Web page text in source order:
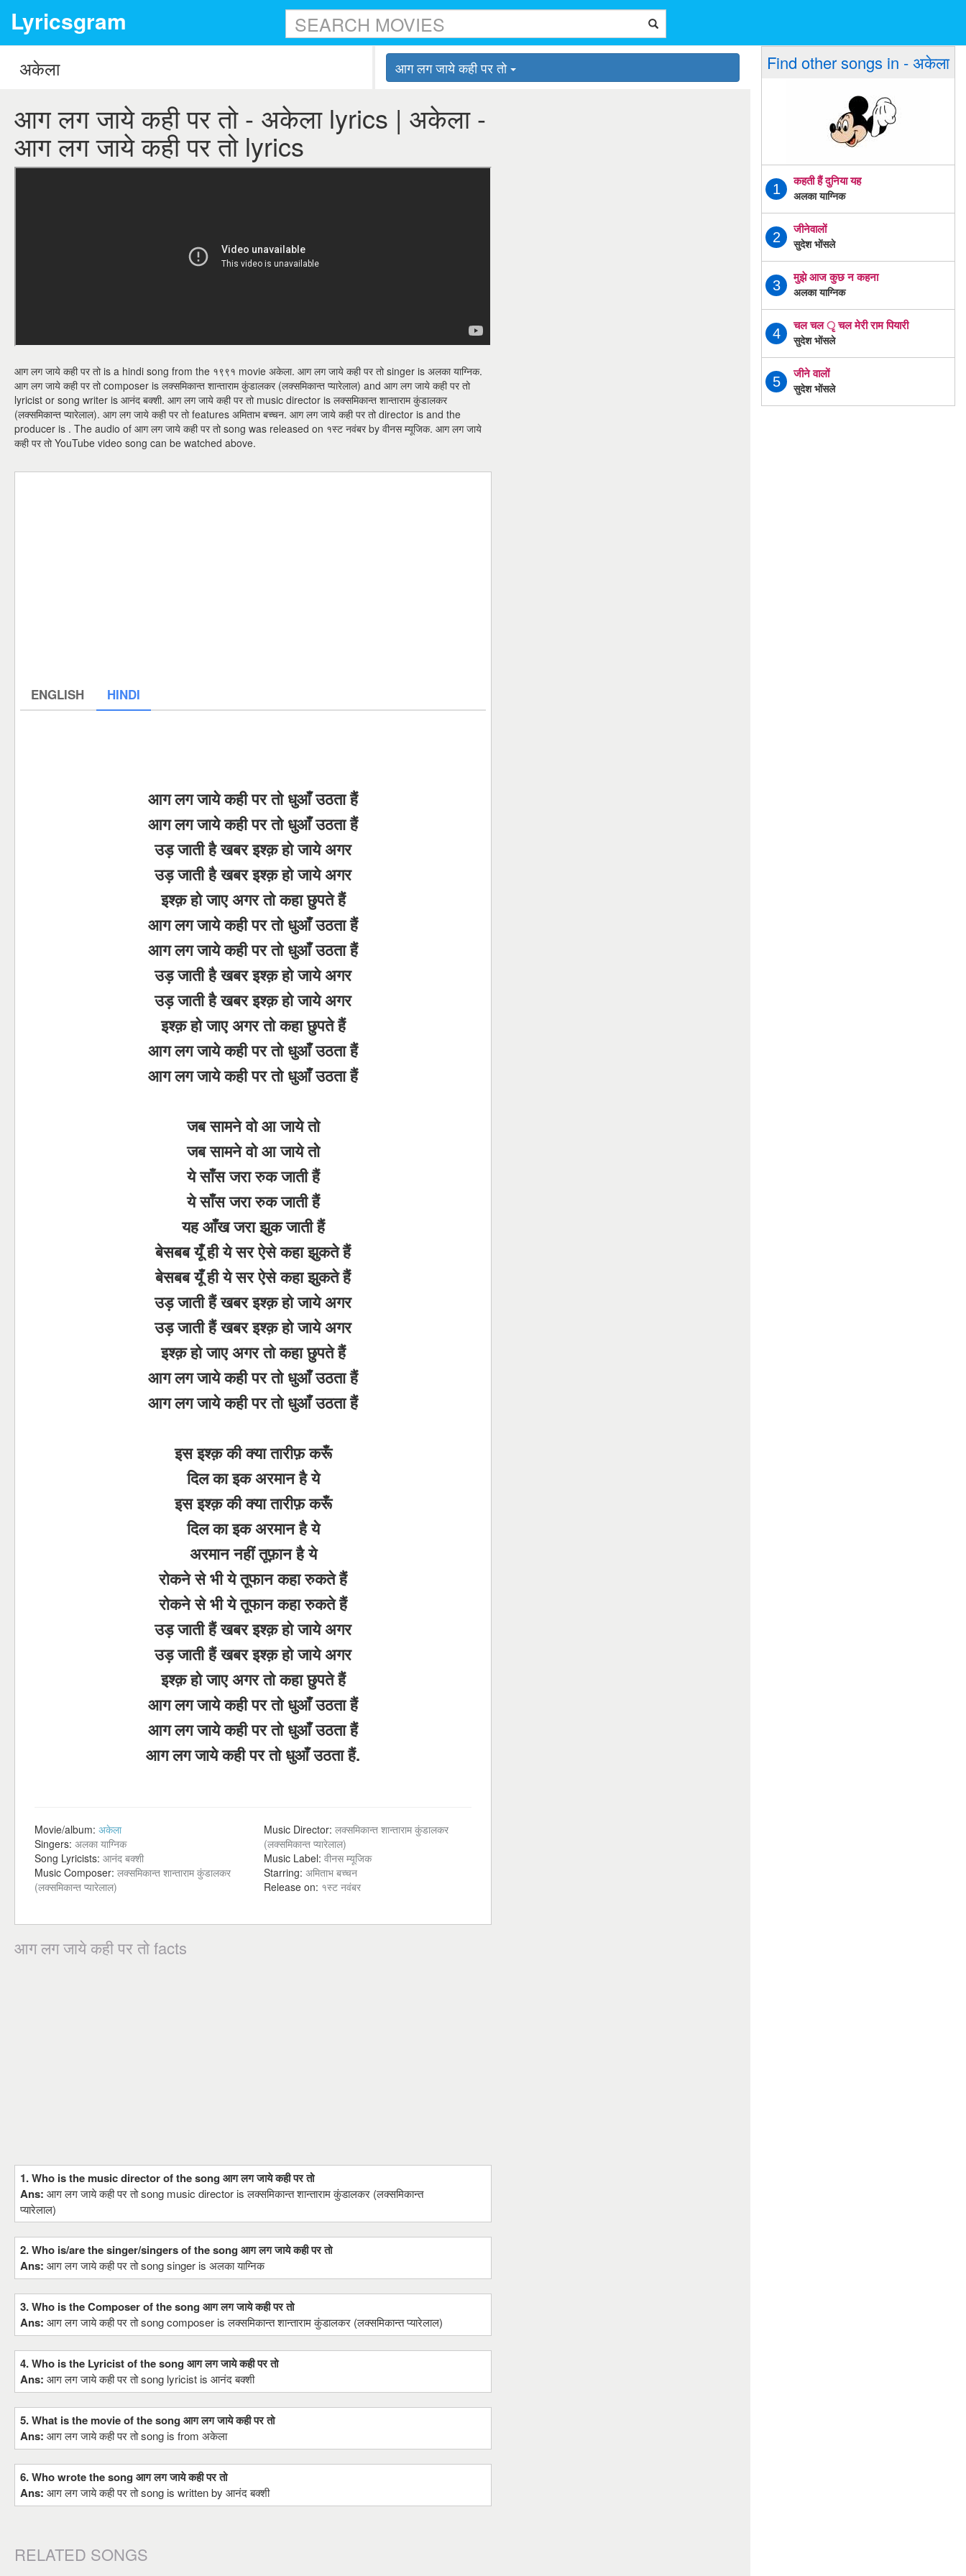
Lyricsgram
आग लग जाये कही पर तो
आग लग जाये कही पर तो - अकेला lyrics | अकेला -
आग लग जाये कही पर तो lyrics
आग लग जाये कही पर तो is a hindi song from the १९९१ movie अकेला. आग लग जाये कही पर तो singer is अलका याग्निक.
आग लग जाये कही पर तो composer is लक्समिकान्त शान्ताराम कुंडालकर (लक्समिकान्त प्यारेलाल) and आग लग जाये कही पर तो
lyricist or song writer is आनंद बक्शी. आग लग जाये कही पर तो music director is लक्समिकान्त शान्ताराम कुंडालकर
(लक्समिकान्त प्यारेलाल). आग लग जाये कही पर तो features अमिताभ बच्चन. आग लग जाये कही पर तो director is and the
producer is . The audio of आग लग जाये कही पर तो song was released on १स्ट नवंबर by वीनस म्यूजिक. आग लग जाये
कही पर तो YouTube video song can be watched above.
ENGLISH HINDI
आग लग जाये कही पर तो धुआँ उठता हैं
आग लग जाये कही पर तो धुआँ उठता हैं
उड़ जाती है खबर इश्क़ हो जाये अगर
उड़ जाती है खबर इश्क़ हो जाये अगर
इश्क़ हो जाए अगर तो कहा छुपते हैं
आग लग जाये कही पर तो धुआँ उठता हैं
आग लग जाये कही पर तो धुआँ उठता हैं
उड़ जाती है खबर इश्क़ हो जाये अगर
उड़ जाती है खबर इश्क़ हो जाये अगर
इश्क़ हो जाए अगर तो कहा छुपते हैं
आग लग जाये कही पर तो धुआँ उठता हैं
आग लग जाये कही पर तो धुआँ उठता हैं
जब सामने वो आ जाये तो
जब सामने वो आ जाये तो
ये साँस जरा रुक जाती हैं
ये साँस जरा रुक जाती हैं
यह आँख जरा झुक जाती हैं
बेसबब यूँ ही ये सर ऐसे कहा झुकते हैं
बेसबब यूँ ही ये सर ऐसे कहा झुकते हैं
उड़ जाती हैं खबर इश्क़ हो जाये अगर
उड़ जाती हैं खबर इश्क़ हो जाये अगर
इश्क़ हो जाए अगर तो कहा छुपते हैं
आग लग जाये कही पर तो धुआँ उठता हैं
आग लग जाये कही पर तो धुआँ उठता हैं
इस इश्क़ की क्या तारीफ़ करूँ
दिल का इक अरमान है ये
इस इश्क़ की क्या तारीफ़ करूँ
दिल का इक अरमान है ये
अरमान नहीं तूफ़ान है ये
रोकने से भी ये तूफान कहा रुकते हैं
रोकने से भी ये तूफान कहा रुकते हैं
उड़ जाती हैं खबर इश्क़ हो जाये अगर
उड़ जाती हैं खबर इश्क़ हो जाये अगर
इश्क़ हो जाए अगर तो कहा छुपते हैं
आग लग जाये कही पर तो धुआँ उठता हैं
आग लग जाये कही पर तो धुआँ उठता हैं
आग लग जाये कही पर तो धुआँ उठता हैं.
Movie/album: अकेला
Singers: अलका याग्निक
Song Lyricists: आनंद बक्शी
Music Composer: लक्समिकान्त शान्ताराम कुंडालकर
(लक्समिकान्त प्यारेलाल)
Music Director: लक्समिकान्त शान्ताराम कुंडालकर
(लक्समिकान्त प्यारेलाल)
Music Label: वीनस म्यूजिक
Starring: अमिताभ बच्चन
Release on: १स्ट नवंबर
आग लग जाये कही पर तो facts
1. Who is the music director of the song आग लग जाये कही पर तो
Ans: आग लग जाये कही पर तो song music director is लक्समिकान्त शान्ताराम कुंडालकर (लक्समिकान्त
प्यारेलाल)
2. Who is/are the singer/singers of the song आग लग जाये कही पर तो
Ans: आग लग जाये कही पर तो song singer is अलका याग्निक
3. Who is the Composer of the song आग लग जाये कही पर तो
Ans: आग लग जाये कही पर तो song composer is लक्समिकान्त शान्ताराम कुंडालकर (लक्समिकान्त प्यारेलाल)
4. Who is the Lyricist of the song आग लग जाये कही पर तो
Ans: आग लग जाये कही पर तो song lyricist is आनंद बक्शी
5. What is the movie of the song आग लग जाये कही पर तो
Ans: आग लग जाये कही पर तो song is from अकेला
6. Who wrote the song आग लग जाये कही पर तो
Ans: आग लग जाये कही पर तो song is written by आनंद बक्शी
RELATED SONGS
Find other songs in - अकेला
1
कहती हैं दुनिया यह
अलका याग्निक
2
जीनेवालों
सुदेश भोंसले
3
मुझे आज कुछ न कहना
अलका याग्निक
4
चल चल ृ चल मेरी राम पियारी
सुदेश भोंसले
5
जीने वालों
सुदेश भोंसले